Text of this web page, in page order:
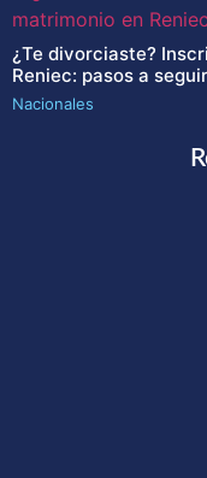
¿Te divorciaste?
Reniec: pasos a seguir
Nacionales